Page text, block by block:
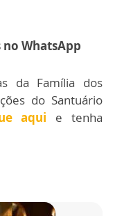
WhatsApp
da Família dos
do Santuário
aqui e tenha